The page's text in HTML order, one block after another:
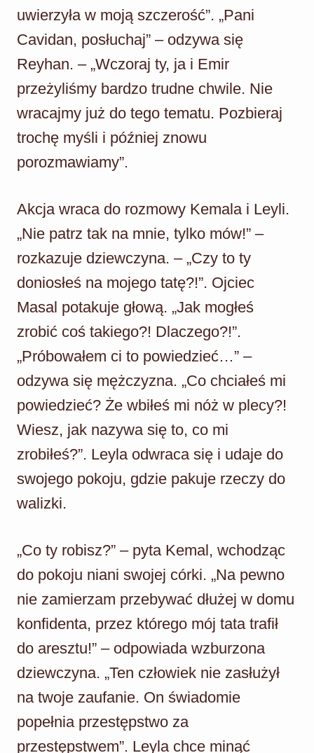
uwierzyła w moją szczerość”. „Pani
Cavidan, posłuchaj” – odzywa się
Reyhan. – „Wczoraj ty, ja i Emir
przeżyliśmy bardzo trudne chwile. Nie
wracajmy już do tego tematu. Pozbieraj
trochę myśli i później znowu
porozmawiamy”.
Akcja wraca do rozmowy Kemala i Leyli.
„Nie patrz tak na mnie, tylko mów!” –
rozkazuje dziewczyna. – „Czy to ty
doniosłeś na mojego tatę?!”. Ojciec
Masal potakuje głową. „Jak mogłeś
zrobić coś takiego?! Dlaczego?!”.
„Próbowałem ci to powiedzieć…” –
odzywa się mężczyzna. „Co chciałeś mi
powiedzieć? Że wbiłeś mi nóż w plecy?!
Wiesz, jak nazywa się to, co mi
zrobiłeś?”. Leyla odwraca się i udaje do
swojego pokoju, gdzie pakuje rzeczy do
walizki.
„Co ty robisz?” – pyta Kemal, wchodząc
do pokoju niani swojej córki. „Na pewno
nie zamierzam przebywać dłużej w domu
konfidenta, przez którego mój tata trafił
do aresztu!” – odpowiada wzburzona
dziewczyna. „Ten człowiek nie zasłużył
na twoje zaufanie. On świadomie
popełnia przestępstwo za
przestępstwem”. Leyla chce minąć